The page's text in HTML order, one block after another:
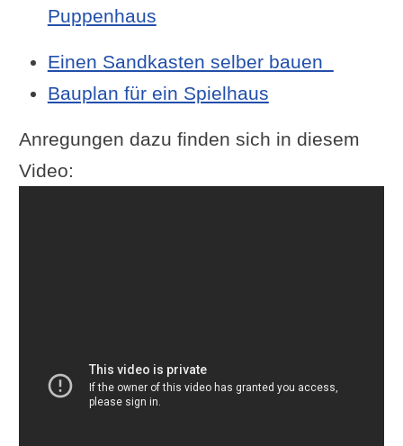
Puppenhaus
Einen Sandkasten selber bauen
Bauplan für ein Spielhaus
Anregungen dazu finden sich in diesem
Video: